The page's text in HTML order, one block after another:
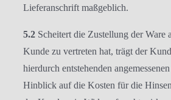
Lieferanschrift maßgeblich.
5.2 Scheitert die Zustellung der Ware
Kunde zu vertreten hat, trägt der
hierdurch entstehenden
Hinblick auf die Kosten für die